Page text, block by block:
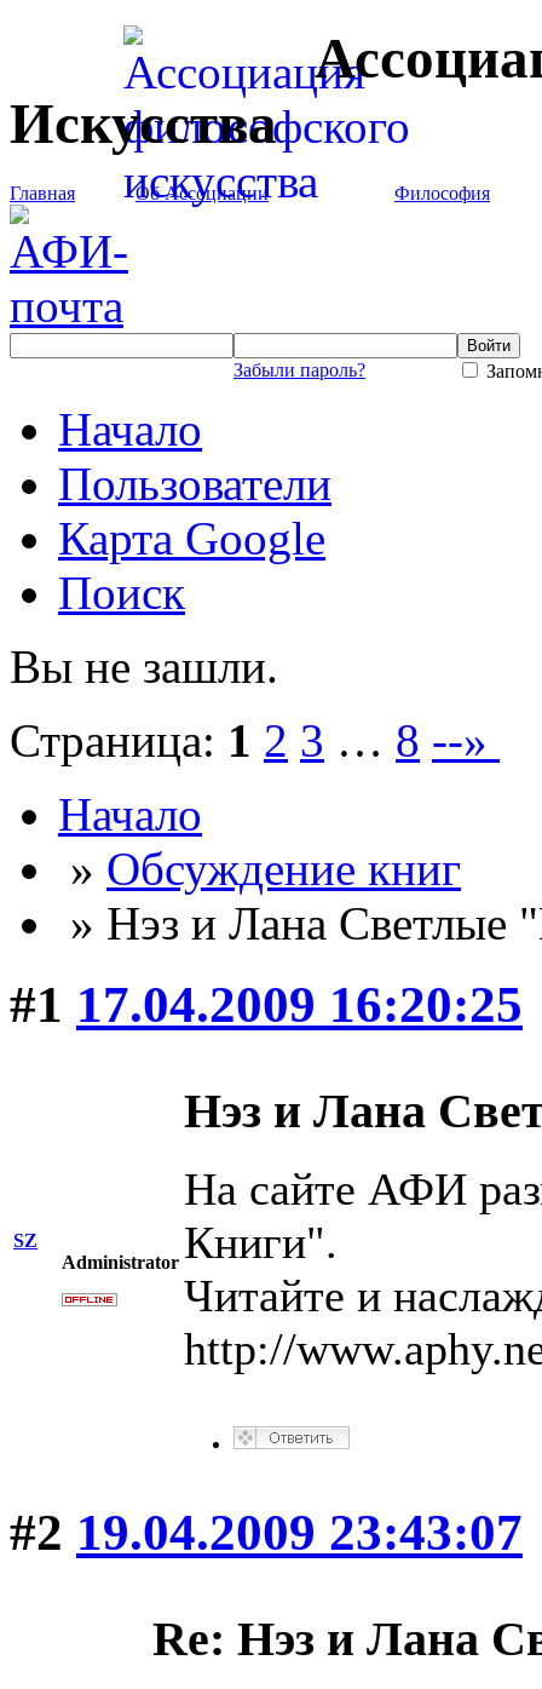
Искусства
Главная Об Ассоциации Философия
Забыли пароль?
Начало
Пользователи
Карта Google
Поиск
Вы не зашли.
Страница: 1 2 3 … 8 --»
Начало
» Обсуждение книг
» Нэз и Лана Светлые
#1 17.04.2009 16:20:25
SZ
Administrator
Нэз и Лана
На сайте АФИ
Книги".
Читайте и
http://
#2 19.04.2009 23:43:07
Re: Нэз и Лана